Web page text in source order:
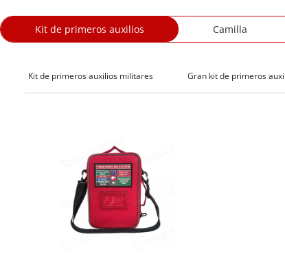
Kit de primeros auxilios Camilla
Kit de primeros auxilios militares Gran kit de primeros